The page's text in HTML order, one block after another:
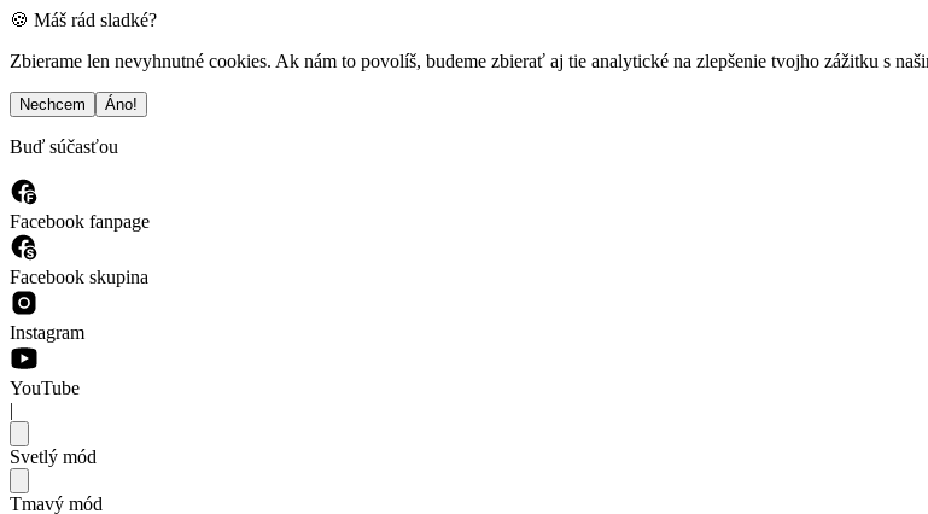
🍪 Máš rád sladké?
Zbierame len nevyhnutné cookies. Ak nám to povolíš, budeme zbierať aj tie analytické na zlepšenie tvojho zážitku s
Nechcem Áno!
Buď súčasťou
Facebook fanpage
Facebook skupina
Instagram
YouTube
|
Svetlý mód
Tmavý mód